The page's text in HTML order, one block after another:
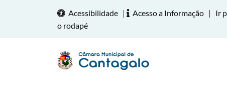
Acessibilidade | Acesso a Informação | Ir
o rodapé